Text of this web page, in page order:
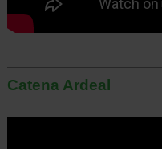
Catena Ardeal